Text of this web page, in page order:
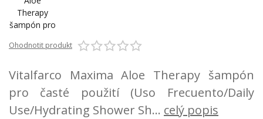
Ohodnotit produkt
Vitalfarco Maxima Aloe Therapy šampón
pro časté použití (Uso Frecuento/Daily
Use/Hydrating Shower Sh... celý popis